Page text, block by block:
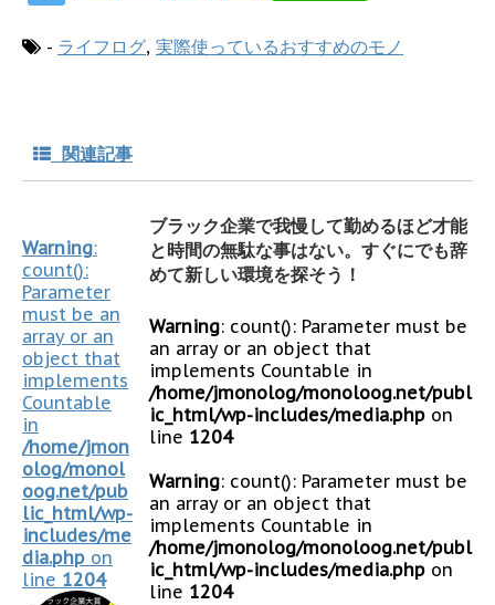
- ライフログ, 実際使っているおすすめのモノ
関連記事
Warning:
count():
Parameter
must be an
array or an
object that
implements
Countable
in
/home/jmon
olog/monol
oog.net/pub
lic_html/wp-
includes/me
dia.php on
line 1204
ブラック企業で我慢して勤めるほど才能
と時間の無駄な事はない。すぐにでも辞
めて新しい環境を探そう！
Warning: count(): Parameter must be
an array or an object that
implements Countable in
/home/jmonolog/monoloog.net/publ
ic_html/wp-includes/media.php on
line 1204
Warning: count(): Parameter must be
an array or an object that
implements Countable in
/home/jmonolog/monoloog.net/publ
ic_html/wp-includes/media.php on
line 1204